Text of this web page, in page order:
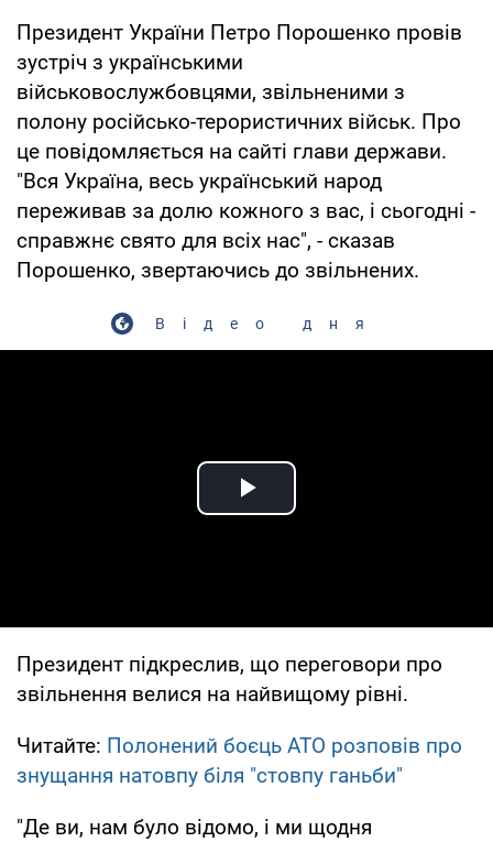
Президент України Петро Порошенко провів
зустріч з українськими
військовослужбовцями, звільненими з
полону російсько-терористичних військ. Про
це повідомляється на сайті глави держави.
"Вся Україна, весь український народ
переживав за долю кожного з вас, і сьогодні -
справжнє свято для всіх нас", - сказав
Порошенко, звертаючись до звільнених.
Відео дня
Play Video
Президент підкреслив, що переговори про
звільнення велися на найвищому рівні.
Читайте: Полонений боєць АТО розповів про
знущання натовпу біля "стовпу ганьби"
"Де ви, нам було відомо, і ми щодня